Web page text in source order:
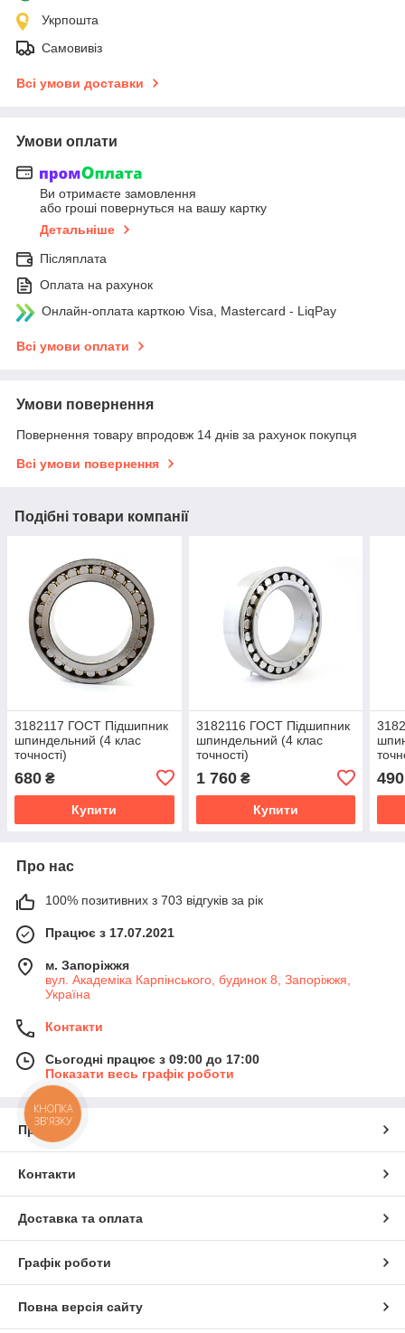
Укрпошта
Самовивіз
Всі умови доставки
Умови оплати
Ви отримаєте замовлення
або гроші повернуться на вашу картку
Детальніше
Післяплата
Оплата на рахунок
Онлайн-оплата карткою Visa, Mastercard - LiqPay
Всі умови оплати
Умови повернення
Повернення товару впродовж 14 днів за рахунок покупця
Всі умови повернення
Подібні товари компанії
3182117 ГОСТ Підшипник
шпиндельний (4 клас
точності)
680 ₴
Купити
3182116 ГОСТ Підшипник
шпиндельний (4 клас
точності)
1 760₴
Купити
490
Про нас
100% позитивних з 703 відгуків за рік
Працює з 17.07.2021
м. Запоріжжя
вул. Академіка Карпінського, будинок 8, Запоріжжя,
Україна
Контакти
Сьогодні працює з 09:00 до 17:00
Показати весь графік роботи
Про нас
Контакти
Доставка та оплата
Графік роботи
Повна версія сайту
КНОПКА
ЗВ'ЯЗКУ